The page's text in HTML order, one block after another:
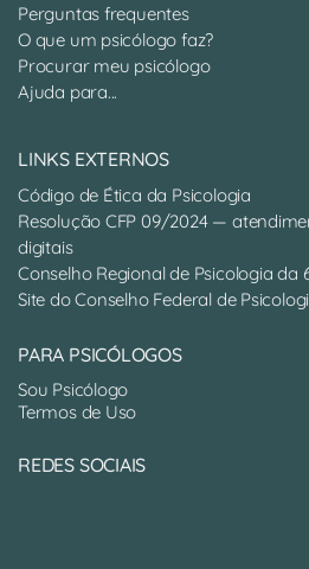
Perguntas frequentes
O que um psicólogo faz?
Procurar meu psicólogo
Ajuda para...
LINKS EXTERNOS
Código de Ética da Psicologia
Resolução CFP 09/2024 —
digitais
Conselho Regional de Psicologia da
Site do Conselho Federal de
PARA PSICÓLOGOS
Sou Psicólogo
Termos de Uso
REDES SOCIAIS